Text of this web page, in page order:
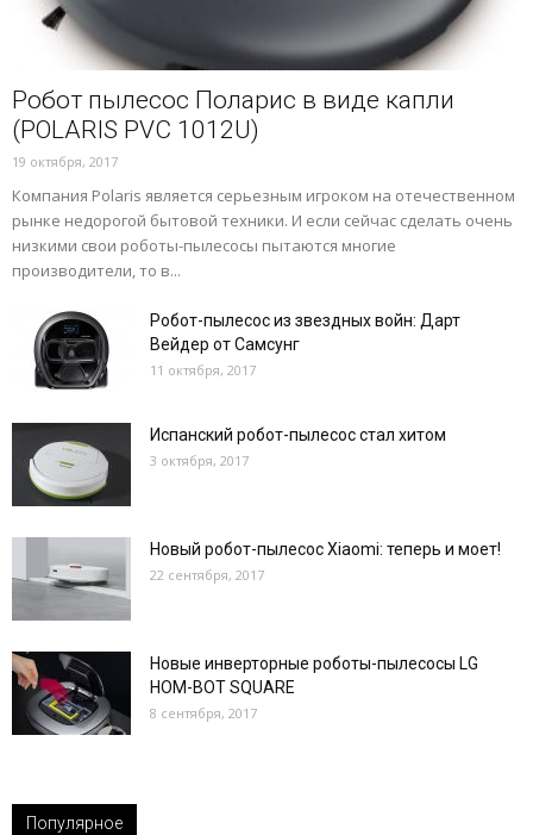
Робот пылесос Поларис в виде капли
(POLARIS PVС 1012U)
19 октября, 2017
Компания Polaris является серьезным игроком на отечественном
рынке недорогой бытовой техники. И если сейчас сделать очень
низкими свои роботы-пылесосы пытаются многие
производители, то в...
Робот-пылесос из звездных войн: Дарт
Вейдер от Самсунг
11 октября, 2017
Испанский робот-пылесос стал хитом
3 октября, 2017
Новый робот-пылесос Xiaomi: теперь и моет!
22 сентября, 2017
Новые инверторные роботы-пылесосы LG
HOM-BOT SQUARE
8 сентября, 2017
Популярное